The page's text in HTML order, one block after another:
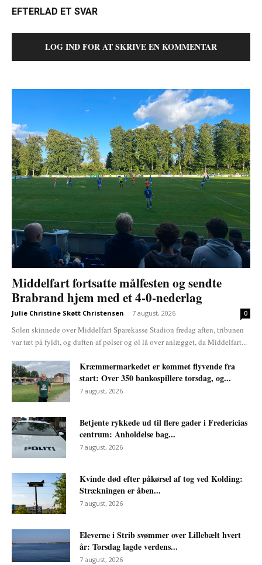
EFTERLAD ET SVAR
LOG IND FOR AT SKRIVE EN KOMMENTAR
Middelfart fortsatte målfesten og sendte
Brabrand hjem med et 4-0-nederlag
Julie Christine Skøtt Christensen - 7 august, 2026 0
Solen skinnede over Middelfart Sparekasse Stadion fredag aften, tribunen
var tæt på fyldt, og duften af pølser og øl lå over anlægget, da Middelfart...
Kræmmermarkedet er kommet flyvende fra
start: Over 350 bankospillere torsdag, og...
7 august, 2026
Betjente rykkede ud til flere gader i Fredericias
centrum: Anholdelse bag...
7 august, 2026
Kvinde død efter påkørsel af tog ved Kolding:
Strækningen er åben...
7 august, 2026
Eleverne i Strib svømmer over Lillebælt hvert
år: Torsdag lagde verdens...
7 august, 2026